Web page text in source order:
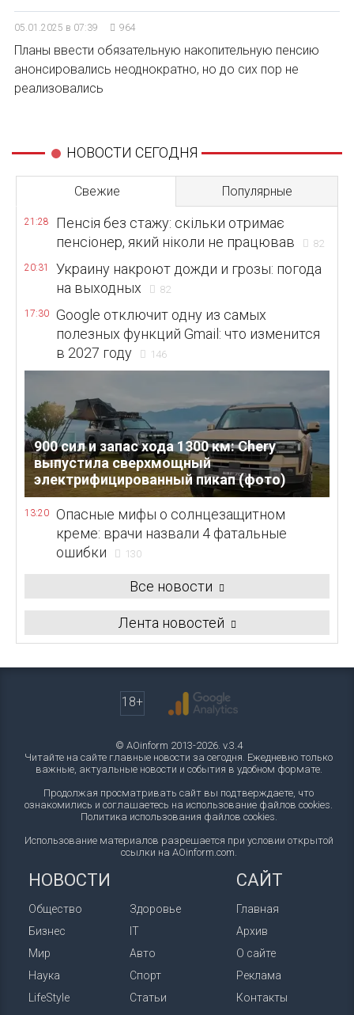
05.01.2025 в 07:39 964
Планы ввести обязательную накопительную пенсию
анонсировались неоднократно, но до сих пор не
реализовались
НОВОСТИ СЕГОДНЯ
Свежие Популярные
21:28
Пенсія без стажу: скільки отримає
пенсіонер, який ніколи не працював
82
20:31
Украину накроют дожди и грозы: погода
на выходных
82
17:30
Google отключит одну из самых
полезных функций Gmail: что изменится
в 2027 году
146
900 сил и запас хода 1300 км: Chery
выпустила сверхмощный
электрифицированный пикап (фото)
13:20
Опасные мифы о солнцезащитном
креме: врачи назвали 4 фатальные
ошибки
130
Все новости
Лента новостей
18+
© AOinform 2013-2026. v.3.4
Читайте на сайте главные новости за сегодня. Ежедневно только
важные, актуальные новости и события в удобном формате.
Продолжая просматривать сайт вы подтверждаете, что
ознакомились и соглашаетесь на использование файлов cookies.
Политика использования файлов cookies.
Использование материалов разрешается при условии открытой
ссылки на AOinform.com.
НОВОСТИ
Общество
Бизнес
Мир
Наука
LifeStyle
Здоровье
IT
Авто
Спорт
Статьи
САЙТ
Главная
Архив
О сайте
Реклама
Контакты